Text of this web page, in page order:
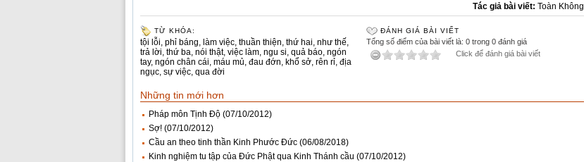
Tác giả bài viết: Toàn Không
TỪ KHÓA:
tội lỗi phỉ báng làm việc thuần thiện thứ hai như thế
trả lời thứ ba nói thật, việc làm ngu si quả báo ngón
tay, ngón chân cái máu mủ đau đớn khổ sở rên rỉ địa
ngục sự việc qua đời
ĐÁNH GIÁ BÀI VIẾT
Tổng số điểm của bài viết là: 0 trong 0 đánh giá
Click để đánh giá bài viết
Những tin mới hơn
Pháp môn Tịnh Độ (07/10/2012)
Sợ! (07/10/2012)
Cầu an theo tinh thần Kinh Phước Đức (06/08/2018)
Kinh nghiệm tu tập của Đức Phật qua Kinh Thánh cầu (07/10/2012)